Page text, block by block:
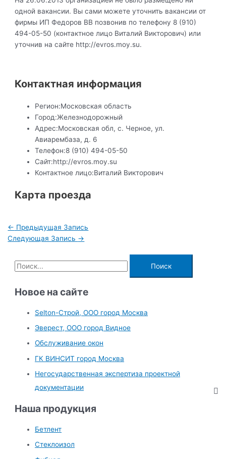
одной вакансии. Вы сами можете уточнить вакансии от
фирмы ИП Федоров ВВ позвонив по телефону 8 (910)
494-05-50 (контактное лицо Виталий Викторович) или
уточнив на сайте http://evros.moy.su.
Контактная информация
Регион:Московская область
Город:Железнодорожный
Адрес:Московская обл, с. Черное, ул.
Авиарембаза, д. 6
Телефон:8 (910) 494-05-50
Сайт:http://evros.moy.su
Контактное лицо:Виталий Викторович
Карта проезда
Навигация
по
← Предыдущая Запись
Следующая Запись →
П
о
иНовое на сайте
Selton-Строй, OOO город Москва
Эверест, ООО город Видное
Обслуживание окон
ГК ВИНСИТ город Москва
Негосударственная экспертиза проектной
документации
Наша продукция
Бетлент
Стеклоизол